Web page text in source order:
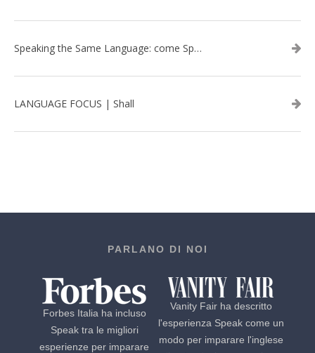
Speaking the Same Language: come Speak aiuta a rafforzare i team attraverso il Team Building in inglese
LANGUAGE FOCUS | Shall
PARLANO DI NOI
Forbes Italia ha incluso
Speak tra le migliori
esperienze per imparare
Vanity Fair ha descritto
l'esperienza Speak come un
modo per imparare l'inglese